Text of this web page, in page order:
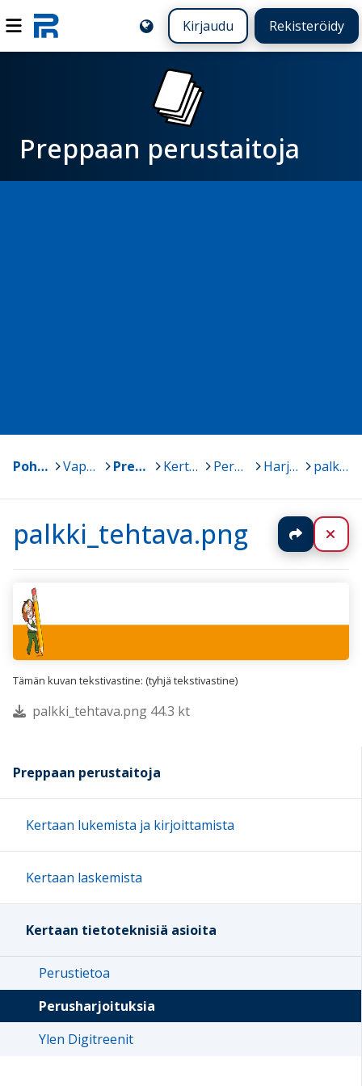
Kirjaudu Rekisteröidy
Preppaan perustaitoja
Pohjoisen Keski-Suomen ammattiopisto Vapaat oppimateriaalit Preppaan perustaitoja Kertaan tietoteknisiä asioita Perusharjoituksia Harjoitus: Pikakuvakkeen tekeminen työpöydälle palkki_tehtava.png
palkki_tehtava.png Jaa
Tämän kuvan tekstivastine: (tyhjä tekstivastine)
palkki_tehtava.png 44.3 kt
Preppaan perustaitoja
Kertaan lukemista ja kirjoittamista
Kertaan laskemista
Kertaan tietoteknisiä asioita
Perustietoa
Perusharjoituksia
Ylen Digitreenit